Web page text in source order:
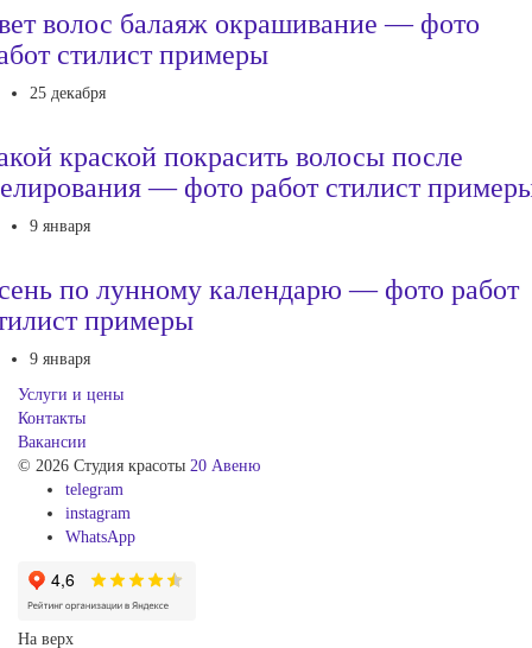
волос балаяж окрашивание — фото
стилист примеры
25 декабря
краской покрасить волосы после
— фото работ стилист
9 января
по лунному календарю — фото работ
примеры
9 января
Услуги и цены
Контакты
Вакансии
© 2026 Студия красоты 20 Авеню
telegram
instagram
WhatsApp
На верх